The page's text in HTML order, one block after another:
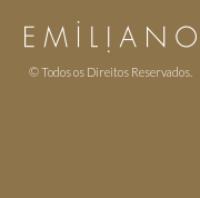
© Todos os Direitos Reservados.